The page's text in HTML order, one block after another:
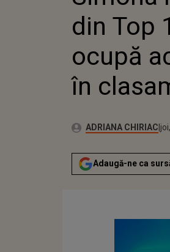
din Top
ocupă
în
Autor:ADRIANA CHIRIAC
Adaugă-ne ca